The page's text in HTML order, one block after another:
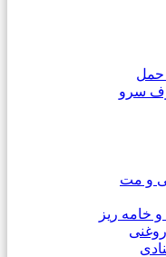
حمل
سرو
و مت
خامه ریز